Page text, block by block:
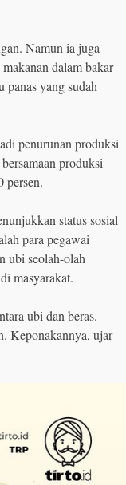
Namun ia juga
dalam bakar
yang sudah
penurunan produksi
produksi
persen.
status sosial
para pegawai
ubi seolah-olah
masyarakat.
ubi dan beras.
Keponakannya, ujar